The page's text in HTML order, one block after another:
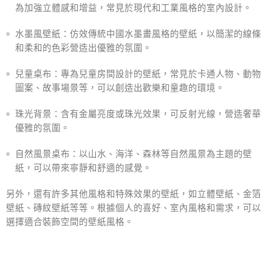
為加強立體感和增益，常見於現代和工業風格的室內設計。
水墨風壁紙：仿效傳統中國水墨畫風格的壁紙，以簡潔的線條
和柔和的色彩營造出優雅的氛圍。
兒童桌布：專為兒童房間設計的壁紙，常見於卡通人物、動物
圖案、故事場景等，可以創造出歡樂和童趣的環境。
珠光背景：含有金屬亮度或珠光效果，可反射光線，營造奢華
優雅的氛圍。
自然風景桌布：以山水、海洋、森林等自然風景為主題的壁
紙，可以帶來寧靜和舒適的感覺。
另外，還有許多其他風格和特殊效果的壁紙，如立體壁紙、金箔
壁紙、磚紋壁紙等等。根據個人的喜好、室內風格和需求，可以
選擇適合裝飾空間的壁紙風格。